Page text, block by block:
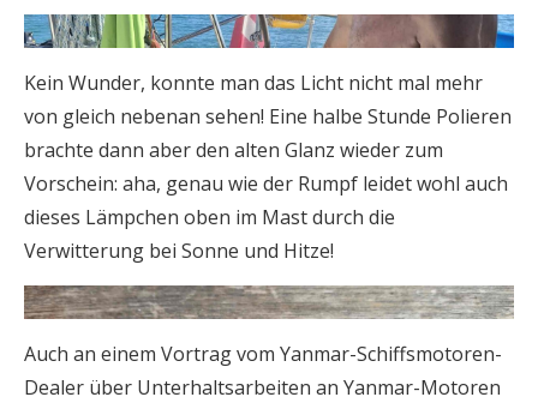
Kein Wunder, konnte man das Licht nicht mal mehr
von gleich nebenan sehen! Eine halbe Stunde Polieren
brachte dann aber den alten Glanz wieder zum
Vorschein: aha, genau wie der Rumpf leidet wohl auch
dieses Lämpchen oben im Mast durch die
Verwitterung bei Sonne und Hitze!
Auch an einem Vortrag vom Yanmar-Schiffsmotoren-
Dealer über Unterhaltsarbeiten an Yanmar-Motoren